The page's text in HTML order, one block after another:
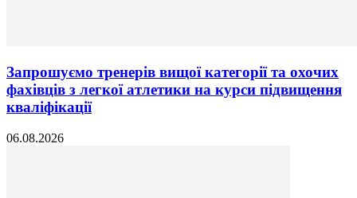
Запрошуємо тренерів вищої категорії та охочих
фахівців з легкої атлетики на курси підвищення
кваліфікації
06.08.2026